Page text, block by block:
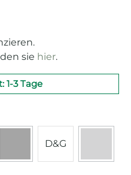
sie hier.
1-3 Tage
Pastellgrün
Voll schwarz
(Diese Option ist zurzeit
D&G